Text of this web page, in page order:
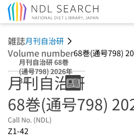
雑誌月刊自治研
Volume number68巻(通号798)
月刊自治研 68巻
(通号798) 2026年
3月
月刊自治研
68巻(通号798)
Call No. (NDL)
Z1-42